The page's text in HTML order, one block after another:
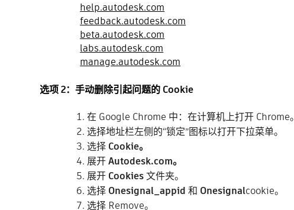
help.autodesk.com
feedback.autodesk.com
beta.autodesk.com
labs.autodesk.com
manage.autodesk.com
选项 2：手动删除引起问题的 Cookie
在 Google Chrome 中：在计算机上打开 Chrome。
选择地址栏左侧的“锁定”图标以打开下拉菜单。
选择 Cookie。
展开Autodesk.com。
展开 Cookies文件夹。
选择 Onesignal_appid 和 Onesignalcookie。
选择 Remove。